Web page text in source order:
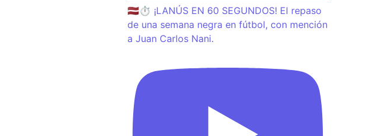
🇱🇻⏱️ ¡LANÚS EN 60 SEGUNDOS! El repaso
de una semana negra en fútbol, con mención
a Juan Carlos Nani.